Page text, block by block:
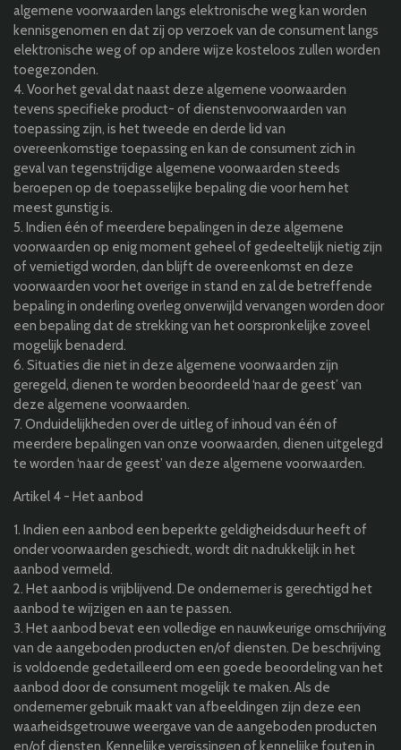
algemene voorwaarden langs elektronische weg kan worden
kennisgenomen en dat zij op verzoek van de consument langs
elektronische weg of op andere wijze kosteloos zullen worden
toegezonden.
4. Voor het geval dat naast deze algemene voorwaarden
tevens specifieke product- of dienstenvoorwaarden van
toepassing zijn, is het tweede en derde lid van
overeenkomstige toepassing en kan de consument zich in
geval van tegenstrijdige algemene voorwaarden steeds
beroepen op de toepasselijke bepaling die voor hem het
meest gunstig is.
5. Indien één of meerdere bepalingen in deze algemene
voorwaarden op enig moment geheel of gedeeltelijk nietig zijn
of vernietigd worden, dan blijft de overeenkomst en deze
voorwaarden voor het overige in stand en zal de betreffende
bepaling in onderling overleg onverwijld vervangen worden door
een bepaling dat de strekking van het oorspronkelijke zoveel
mogelijk benaderd.
6. Situaties die niet in deze algemene voorwaarden zijn
geregeld, dienen te worden beoordeeld ‘naar de geest’ van
deze algemene voorwaarden.
7. Onduidelijkheden over de uitleg of inhoud van één of
meerdere bepalingen van onze voorwaarden, dienen uitgelegd
te worden ‘naar de geest’ van deze algemene voorwaarden.
Artikel 4 - Het aanbod
1. Indien een aanbod een beperkte geldigheidsduur heeft of
onder voorwaarden geschiedt, wordt dit nadrukkelijk in het
aanbod vermeld.
2. Het aanbod is vrijblijvend. De ondernemer is gerechtigd het
aanbod te wijzigen en aan te passen.
3. Het aanbod bevat een volledige en nauwkeurige omschrijving
van de aangeboden producten en/of diensten. De beschrijving
is voldoende gedetailleerd om een goede beoordeling van het
aanbod door de consument mogelijk te maken. Als de
ondernemer gebruik maakt van afbeeldingen zijn deze een
waarheidsgetrouwe weergave van de aangeboden producten
en/of diensten. Kennelijke vergissingen of kennelijke fouten in